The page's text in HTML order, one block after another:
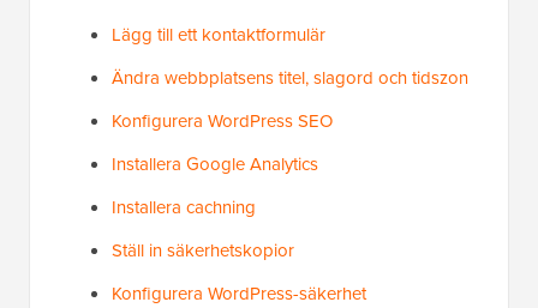
Lägg till ett kontaktformulär
Ändra webbplatsens titel, slagord och tidszon
Konfigurera WordPress SEO
Installera Google Analytics
Installera cachning
Ställ in säkerhetskopior
Konfigurera WordPress-säkerhet